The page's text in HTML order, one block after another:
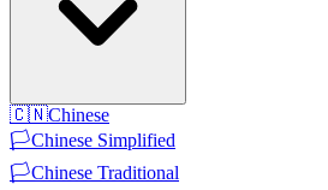
🇨🇳Chinese
🏳️Chinese Simplified
🏳️Chinese Traditional